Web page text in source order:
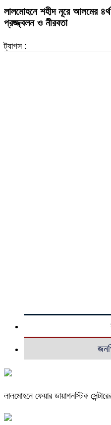
লালমোহনে শহীদ নূরে আলমের ৪র্থ
প্রজ্জ্বলন ও নীরবতা
ট্যাগস :
লালমোহনে ফেয়ার ডায়াগনস্টিক